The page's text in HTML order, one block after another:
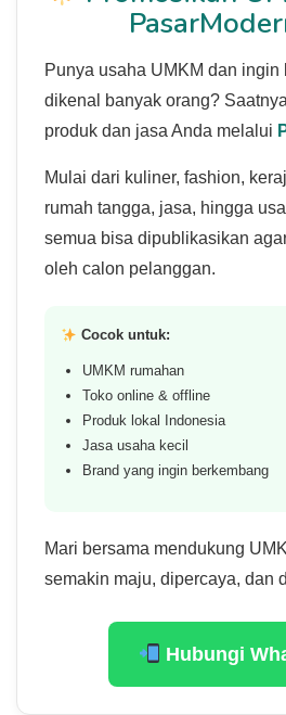
Punya usaha UMKM dan ingin
dikenal banyak orang?
produk dan jasa Anda melalui
Mulai dari kuliner, fashion,
rumah tangga, jasa, hingga
semua bisa dipublikasikan
oleh calon pelanggan.
Cocok untuk:
UMKM rumahan
Toko online & offline
Produk lokal Indonesia
Jasa usaha kecil
Brand yang ingin berkembang
Mari bersama mendukung
semakin maju, dipercaya, dan
Hubungi